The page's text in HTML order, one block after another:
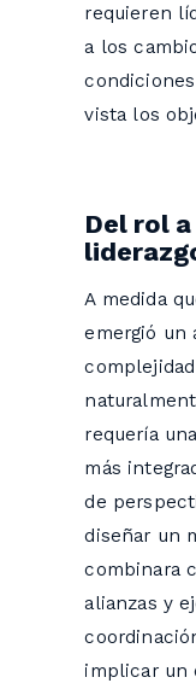
requieren
a los
vista los
Del rol
A medida
emergió un
requería
más
de
diseñar un
combinara
alianzas y
implicar un